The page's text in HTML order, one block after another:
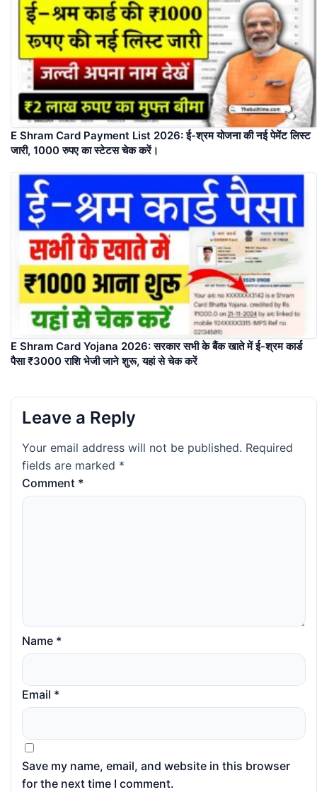
E Shram Card Payment List 2026: ई-श्रम योजना की नई पेमेंट लिस्ट
जारी, 1000 रुपए का स्टेटस चेक करें।
E Shram Card Yojana 2026: सरकार सभी के बैंक खाते में ई-श्रम कार्ड
पैसा ₹3000 राशि भेजी जाने शुरू, यहां से चेक करें
Leave a Reply
Your email address will not be published. Required
fields are marked *
Comment *
Name *
Email *
Save my name, email, and website in this browser
for the next time I comment.